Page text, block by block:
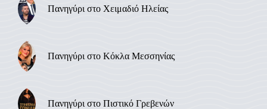
Πανηγύρι στο Χειμαδιό Ηλείας
Πανηγύρι στο Κόκλα Μεσσηνίας
Πανηγύρι στο Πιστικό Γρεβενών